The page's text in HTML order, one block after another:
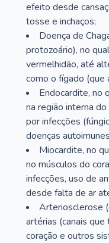
efeito desde
tosse e inchaços;
Doença de
protozoário), no
vermelhidão, até
como o fígado (que
Endocardite, no
na região interna
por infecções
doenças
Miocardite, no
no músculos do
infecções, uso de
desde falta de ar
Arteriosclerose
artérias (canais
coração e outros